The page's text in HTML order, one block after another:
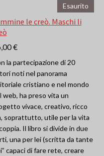
Esaurito
le creò. Maschi li
€
la partecipazione di 20
noti nel panorama
cristiano e nel mondo
web, ha preso vita un
vivace, creativo, ricco
soprattutto, utile per la vita
Il libro si divide in due
una per lei (scritta da tante
capaci di fare rete, creare